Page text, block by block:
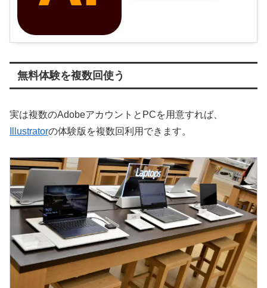
無料体験を複数回使う
実は複数のAdobeアカウントとPCを用意すれば、
Illustratorの体験版を複数回利用できます。